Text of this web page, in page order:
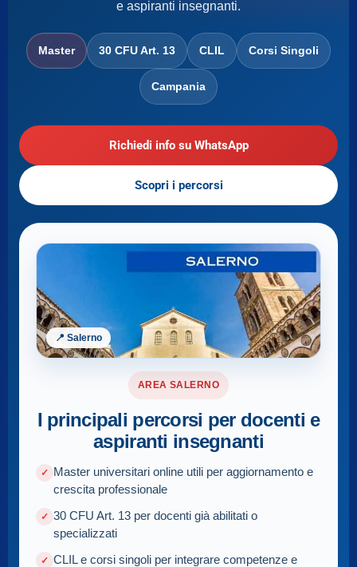
e aspiranti insegnanti.
Master 30 CFU Art. 13 CLIL Corsi Singoli
Campania
Richiedi info su WhatsApp
Scopri i percorsi
📍 Salerno
AREA SALERNO
I principali percorsi per docenti e
aspiranti insegnanti
Master universitari online utili per aggiornamento e
crescita professionale
30 CFU Art. 13 per docenti già abilitati o
specializzati
CLIL e corsi singoli per integrare competenze e